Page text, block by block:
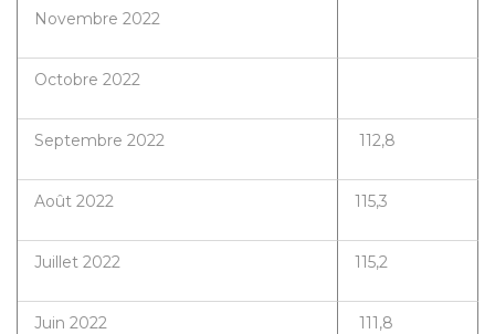
Novembre 2022
Octobre 2022
Septembre 2022 112,8
Août 2022 115,3
Juillet 2022 115,2
Juin 2022 111,8